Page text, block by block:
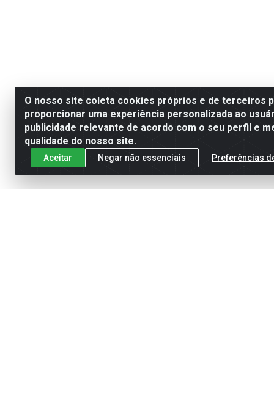
O nosso site coleta cookies próprios e de terceiros
proporcionar uma experiência personalizada ao
publicidade relevante de acordo com o seu perfil e
qualidade do nosso site.
Aceitar Negar não essenciais Preferências